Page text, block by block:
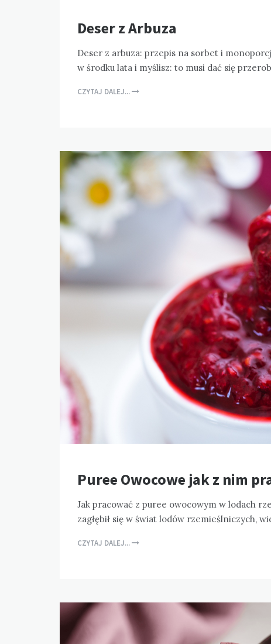
Deser z Arbuza
Deser z arbuza: przepis na sorbet i
w środku lata i myślisz: to musi dać się
CZYTAJ DALEJ...
Puree Owocowe jak z nim
Jak pracować z puree owocowym w lodach
zagłębił się w świat lodów rzemieślniczych,
CZYTAJ DALEJ...